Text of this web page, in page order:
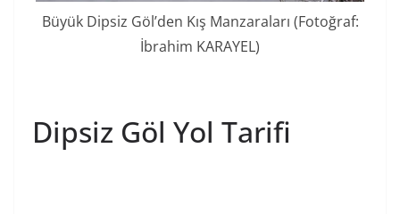
Büyük Dipsiz Göl’den Kış Manzaraları (Fotoğraf:
İbrahim KARAYEL)
Dipsiz Göl Yol Tarifi